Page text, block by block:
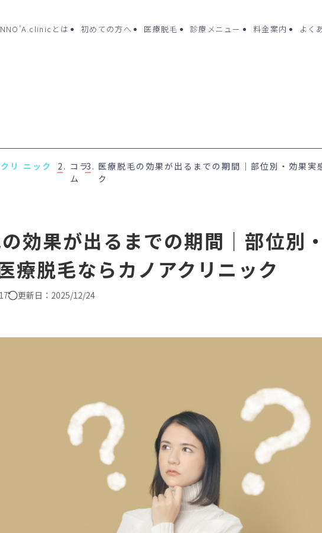
とは 初めての方へ 医療脱毛 診療メニュー 料金案内 よく
お知らせ コラム
- 医療脱毛（女
- ポテンツァ
- 刺青(タトゥー
- CO2（炭酸ガス
24時間受付
WEB予約
メール
お問い合わせ
コラ
ム
医療脱毛の効果が出るまでの期間｜部位別・効果
ク
効果が出るまでの期間｜部位別
療脱毛ならカノアクリニック
更新日：2025/12/24